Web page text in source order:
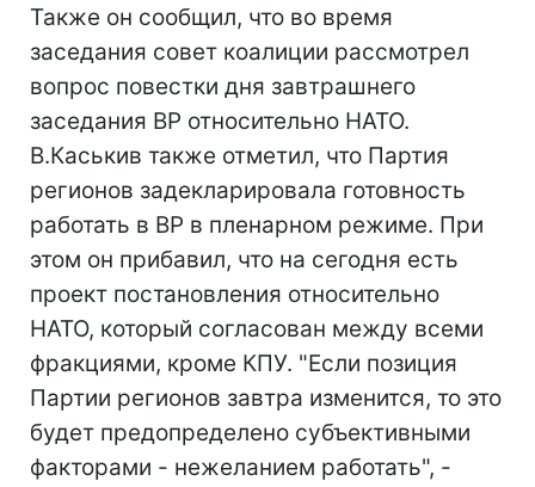
Также он сообщил, что во время
заседания совет коалиции рассмотрел
вопрос повестки дня завтрашнего
заседания ВР относительно НАТО.
В.Каськив также отметил, что Партия
регионов задекларировала готовность
работать в ВР в пленарном режиме. При
этом он прибавил, что на сегодня есть
проект постановления относительно
НАТО, который согласован между всеми
фракциями, кроме КПУ. "Если позиция
Партии регионов завтра изменится, то это
будет предопределено субъективными
факторами - нежеланием работать", -